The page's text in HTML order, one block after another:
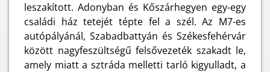
leszakított. Adonyban és Kőszárhegyen egy-egy
családi ház tetejét tépte fel a szél. Az M7-es
autópályánál, Szabadbattyán és Székesfehérvár
között nagyfeszültségű felsővezeték szakadt le,
amely miatt a sztráda melletti tarló kigyulladt, a